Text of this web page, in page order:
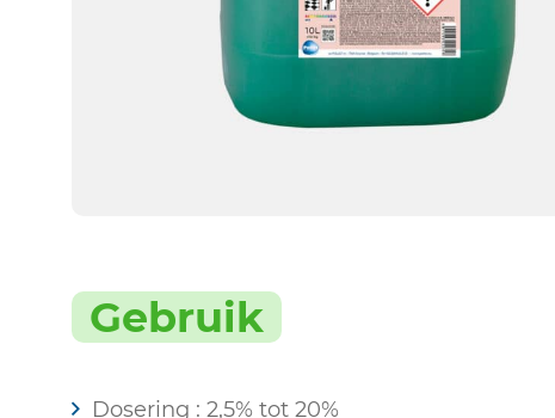
Gebruik
Dosering : 2,5% tot 20%